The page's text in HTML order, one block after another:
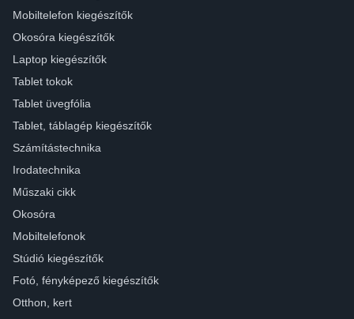
Mobiltelefon kiegészítők
Okosóra kiegészítők
Laptop kiegészítők
Tablet tokok
Tablet üvegfólia
Tablet, táblagép kiegészítők
Számítástechnika
Irodatechnika
Műszaki cikk
Okosóra
Mobiltelefonok
Stúdió kiegészítők
Fotó, fényképező kiegészítők
Otthon, kert